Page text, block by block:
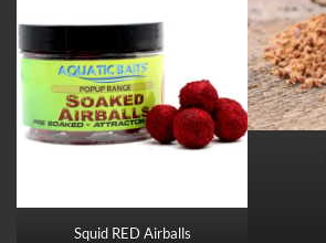
Squid RED Airballs